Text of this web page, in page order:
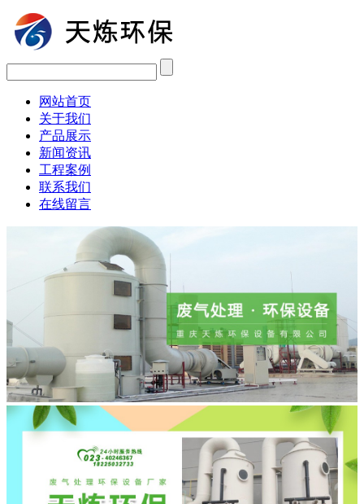
网站首页
关于我们
产品展示
新闻资讯
工程案例
联系我们
在线留言